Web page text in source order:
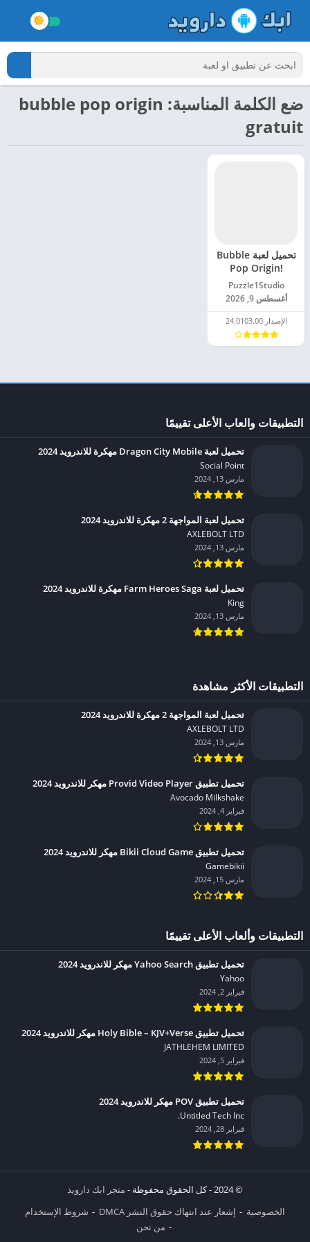
ضع الكلمة المناسبة: bubble pop origin
gratuit
تحميل لعبة Bubble
Pop Origin!
Puzzle Game
مهكرة للاندرويد
2024
Puzzle1Studio‏
أغسطس 9, 2026
الإصدار 24.0103.00
التطبيقات والعاب الأعلى تقييمًا
تحميل لعبة Dragon City Mobile مهكرة للاندرويد 2024
Social Point‏
مارس 13, 2024
تحميل لعبة المواجهة 2 مهكرة للاندرويد 2024
AXLEBOLT LTD‏
مارس 13, 2024
تحميل لعبة Farm Heroes Saga مهكرة للاندرويد 2024
King‏
مارس 13, 2024
التطبيقات الأكثر مشاهدة
تحميل لعبة المواجهة 2 مهكرة للاندرويد 2024
AXLEBOLT LTD‏
مارس 13, 2024
تحميل تطبيق Provid Video Player مهكر للاندرويد 2024
Avocado Milkshake‏
فبراير 4, 2024
تحميل تطبيق Bikii Cloud Game مهكر للاندرويد 2024
Gamebikii‏
مارس 15, 2024
التطبيقات وألعاب الأعلى تقييمًا
تحميل تطبيق Yahoo Search مهكر للاندرويد 2024
Yahoo‏
فبراير 2, 2024
تحميل تطبيق Holy Bible – KJV+Verse مهكر للاندرويد 2024
JATHLEHEM LIMITED‏
فبراير 5, 2024
تحميل تطبيق POV مهكر للاندرويد 2024
Untitled Tech Inc.‏
فبراير 28, 2024
© 2024 - كل الحقوق محفوظة -
متجر ابك دارويد
الخصوصية
إشعار عند انتهاك حقوق النشر DMCA
شروط الإستخدام
من نحن